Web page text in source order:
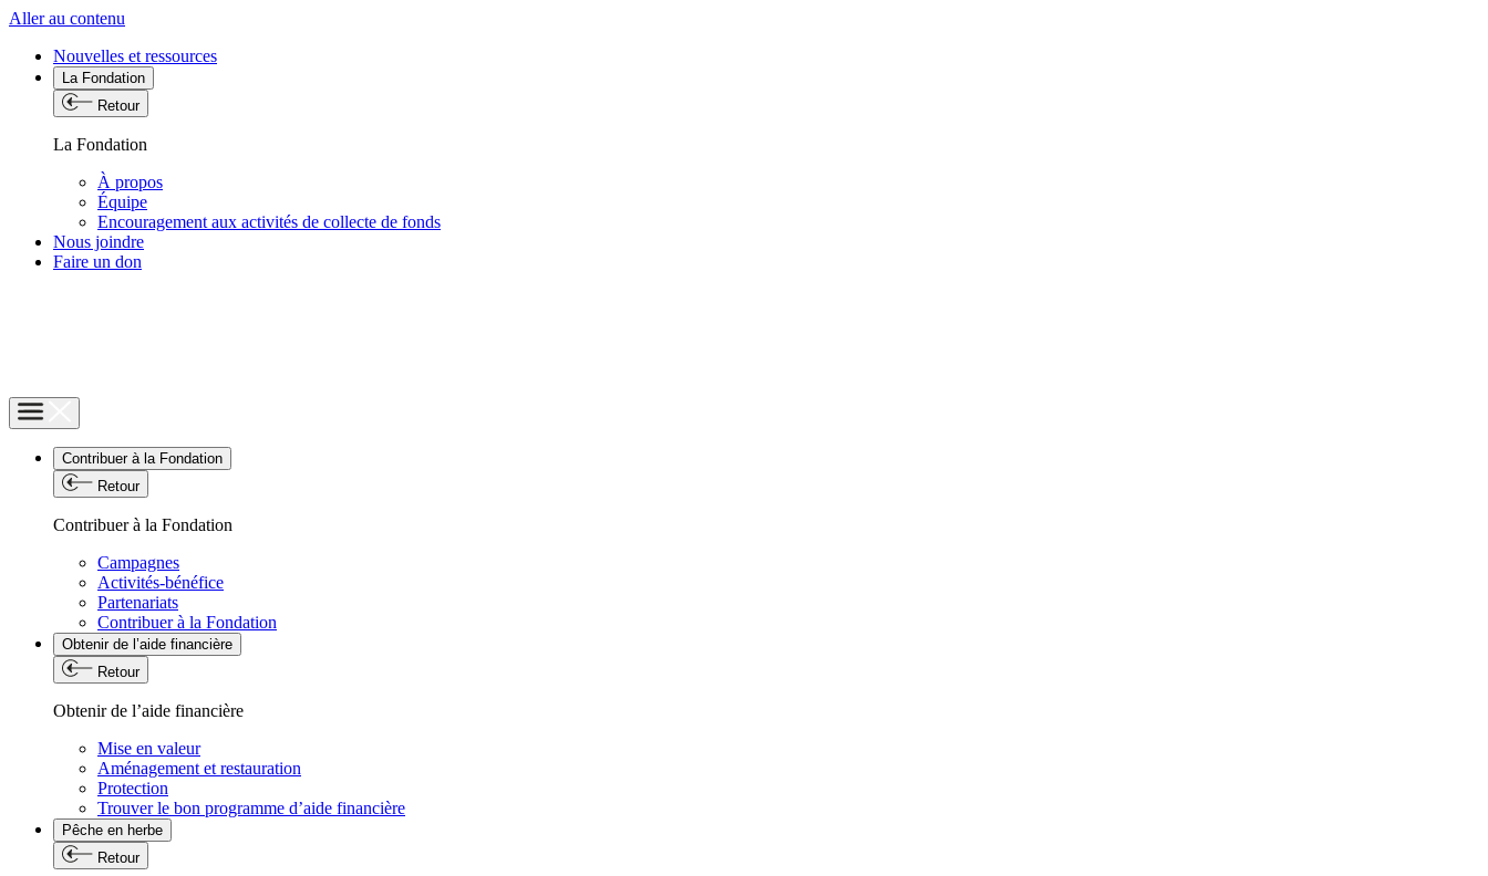
Aller au contenu
Nouvelles et ressources
La Fondation
Retour
La Fondation
À propos
Équipe
Encouragement aux activités de collecte de fonds
Nous joindre
Faire un don
Contribuer à la Fondation
Retour
Contribuer à la Fondation
Campagnes
Activités-bénéfice
Partenariats
Contribuer à la Fondation
Obtenir de l’aide financière
Retour
Obtenir de l’aide financière
Mise en valeur
Aménagement et restauration
Protection
Trouver le bon programme d’aide financière
Pêche en herbe
Retour